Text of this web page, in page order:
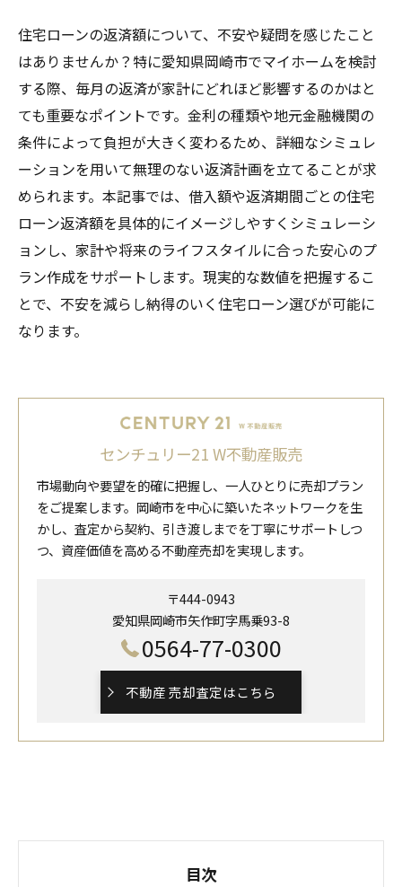
住宅ローンの返済額について、不安や疑問を感じたこと
はありませんか？特に愛知県岡崎市でマイホームを検討
する際、毎月の返済が家計にどれほど影響するのかはと
ても重要なポイントです。金利の種類や地元金融機関の
条件によって負担が大きく変わるため、詳細なシミュレ
ーションを用いて無理のない返済計画を立てることが求
められます。本記事では、借入額や返済期間ごとの住宅
ローン返済額を具体的にイメージしやすくシミュレーシ
ョンし、家計や将来のライフスタイルに合った安心のプ
ラン作成をサポートします。現実的な数値を把握するこ
とで、不安を減らし納得のいく住宅ローン選びが可能に
なります。
センチュリー21 W不動産販売
市場動向や要望を的確に把握し、一人ひとりに売却プラン
をご提案します。岡崎市を中心に築いたネットワークを生
かし、査定から契約、引き渡しまでを丁寧にサポートしつ
つ、資産価値を高める不動産売却を実現します。
〒444-0943
愛知県岡崎市矢作町字馬乗93-8
0564-77-0300
不動産 売却査定はこちら
目次